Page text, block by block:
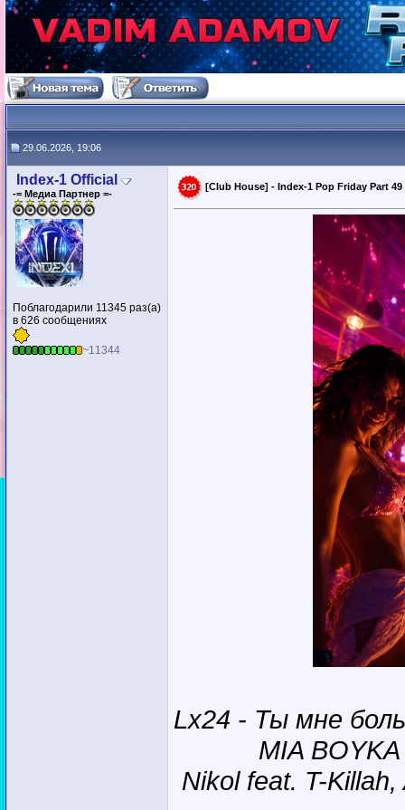
29.06.2026, 19:06
Index-1 Official
-= Медиа Партнер =-
Поблагодарили 11345 раз(а)
в 626 сообщениях
~11344
[Club House] - Index-1 Pop Friday Part 49
Lx24 - Ты мне
MIA
Nikol feat. T-